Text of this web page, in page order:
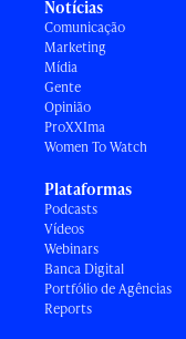
Notícias
Comunicação
Marketing
Mídia
Gente
Opinião
ProXXIma
Women To Watch
Plataformas
Podcasts
Vídeos
Webinars
Banca Digital
Portfólio de Agências
Reports